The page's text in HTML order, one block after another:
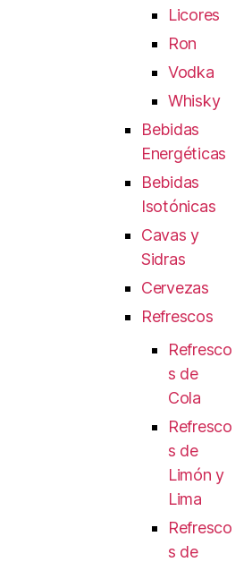
Licores
Ron
Vodka
Whisky
Bebidas
Energéticas
Bebidas
Isotónicas
Cavas y
Sidras
Cervezas
Refrescos
Refresco
s de
Cola
Refresco
s de
Limón y
Lima
Refresco
s de